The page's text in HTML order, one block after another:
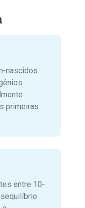
nascidos
primeiras
entre 10-